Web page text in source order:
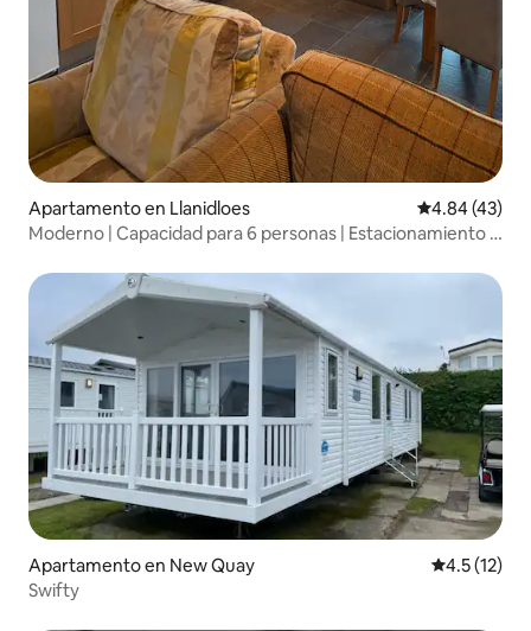
Apartamento en Llanidloes Calificación
4.84 (43)
Moderno | Capacidad para 6 personas | Estacionamiento |
Apartamento en New Quay Calificación
4.5 (12)
Swifty